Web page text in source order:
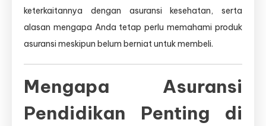
keterkaitannya dengan asuransi kesehatan, serta
alasan mengapa Anda tetap perlu memahami produk
asuransi meskipun belum berniat untuk membeli.
Mengapa Asuransi
Pendidikan Penting di